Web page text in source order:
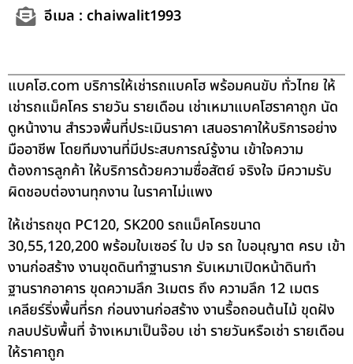
อีเมล : chaiwalit1993
แบคโฮ.com บริการให้เช่ารถแบคโฮ พร้อมคนขับ ทั่วไทย ให้
เช่ารถแม็คโคร รายวัน รายเดือน เช่าเหมาแบคโฮราคาถูก นัด
ดูหน้างาน สำรวจพื้นที่ประเมินราคา เสนอราคาให้บริการอย่าง
มืออาชีพ โดยทีมงานที่มีประสบการณ์รู้งาน เข้าใจความ
ต้องการลูกค้า ให้บริการด้วยความซื่อสัตย์ จริงใจ มีความรับ
ผิดชอบต่องานทุกงาน ในราคาไม่แพง
ให้เช่ารถขุด PC120, SK200 รถแม็คโครขนาด
30,55,120,200 พร้อมใบเซอร์ ใบ ปจ รถ ใบอนุญาต ครบ เข้า
งานก่อสร้าง งานขุดดินทำฐานราก รับเหมาเปิดหน้าดินทำ
ฐานรากอาคาร ขุดความลึก 3เมตร ถึง ความลึก 12 เมตร
เคลียร์ริ่งพื้นที่รก ก่อนงานก่อสร้าง งานรื้อถอนต้นไม้ ขุดฝัง
กลบปรับพื้นที่ จ้างเหมาเป็นจ๊อบ เช่า รายวันหรือเช่า รายเดือน
ให้ราคาถูก